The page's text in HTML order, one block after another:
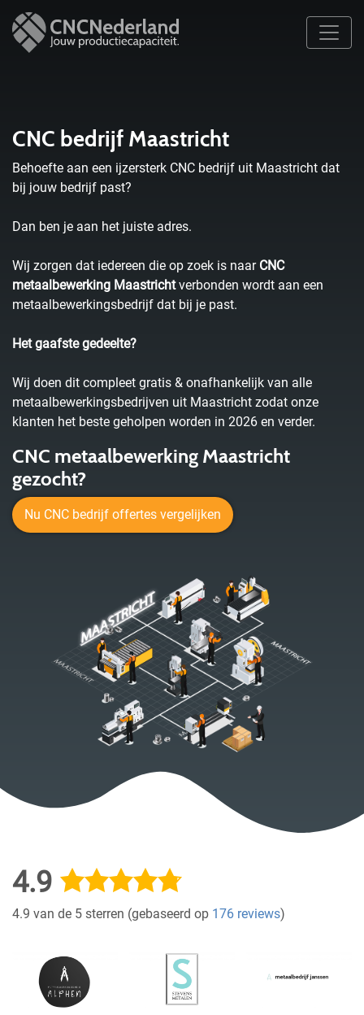
CNC bedrijf Maastricht
Behoefte aan een ijzersterk CNC bedrijf uit Maastricht dat
bij jouw bedrijf past?
Dan ben je aan het juiste adres.
Wij zorgen dat iedereen die op zoek is naar CNC
metaalbewerking Maastrichtverbonden wordt aan een
metaalbewerkingsbedrijf dat bij je past.
Het gaafste gedeelte?
Wij doen dit compleet gratis & onafhankelijk van alle
metaalbewerkingsbedrijven uit Maastricht zodat onze
klanten het beste geholpen worden in 2026 en verder.
CNC metaalbewerking Maastricht
gezocht?
Nu CNC bedrijf offertes vergelijken
4.9
4.9 van de 5 sterren (gebaseerd op 176 reviews)